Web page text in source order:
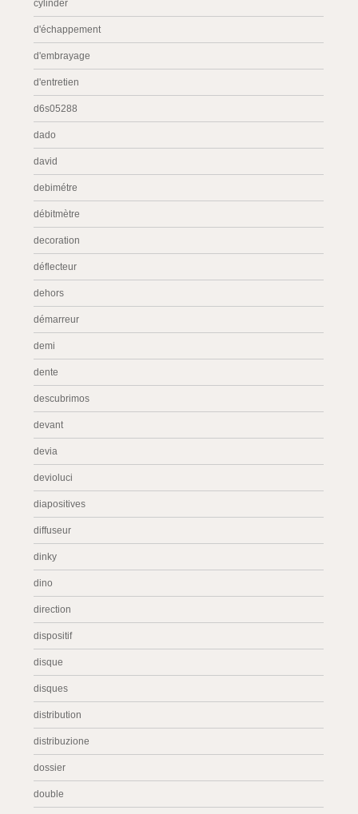
cylinder
d'échappement
d'embrayage
d'entretien
d6s05288
dado
david
debimétre
débitmètre
decoration
déflecteur
dehors
démarreur
demi
dente
descubrimos
devant
devia
devioluci
diapositives
diffuseur
dinky
dino
direction
dispositif
disque
disques
distribution
distribuzione
dossier
double